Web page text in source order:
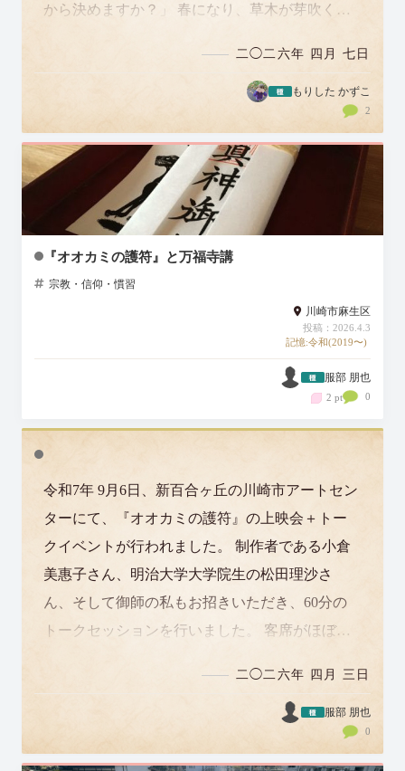
から決めますか？」 春になり、草木が芽吹く季
二◯二六年 四月 七日
もりした かずこ
2
『オオカミの護符』と万福寺講
宗教・信仰・慣習
川崎市麻生区
投稿：2026.4.3
記憶:令和(2019〜)
服部 朋也
2 pt 0
令和7年 9月6日、新百合ヶ丘の川崎市アートセン
ターにて、『オオカミの護符』の上映会＋トー
クイベントが行われました。 制作者である小倉
美惠子さん、明治大学大学院生の松田理沙さ
ん、そして御師の私もお招きいただき、60分の
トークセッションを行いました。 客席がほぼ埋
二◯二六年 四月 三日
服部 朋也
0